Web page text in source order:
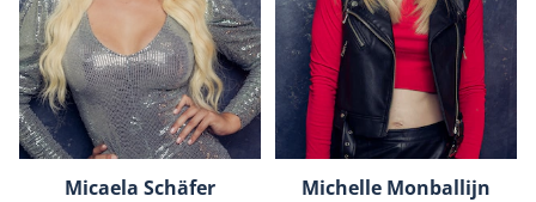
Micaela Schäfer Michelle Monballijn